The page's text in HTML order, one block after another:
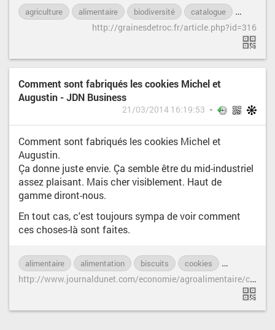
agriculture alimentaire biodiversité catalogue
http://grainesdetroc.fr/article.php?id=316
Comment sont fabriqués les cookies Michel et
Augustin - JDN Business
21/03/2014 16:19:53
Comment sont fabriqués les cookies Michel et
Augustin.
Ça donne juste envie. Ça semble être du mid-industriel
assez plaisant. Mais cher visiblement. Haut de
gamme diront-nous.
En tout cas, c'est toujours sympa de voir comment
ces choses-là sont faites.
alimentaire alimentation biscuits cookies
h
ttp://www.journaldunet.com/economie/agroalimentaire/cookies-michel-et-augustin/